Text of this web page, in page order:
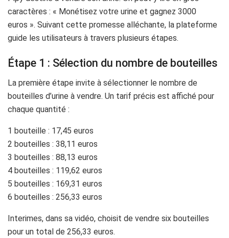
caractères : « Monétisez votre urine et gagnez 3000
euros ». Suivant cette promesse alléchante, la plateforme
guide les utilisateurs à travers plusieurs étapes.
Étape 1 : Sélection du nombre de bouteilles
La première étape invite à sélectionner le nombre de
bouteilles d’urine à vendre. Un tarif précis est affiché pour
chaque quantité :
1 bouteille : 17,45 euros
2 bouteilles : 38,11 euros
3 bouteilles : 88,13 euros
4 bouteilles : 119,62 euros
5 bouteilles : 169,31 euros
6 bouteilles : 256,33 euros
Interimes, dans sa vidéo, choisit de vendre six bouteilles
pour un total de 256,33 euros.